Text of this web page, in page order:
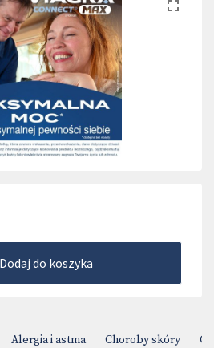
Dodaj do koszyka
Alergia i astma Choroby skóry